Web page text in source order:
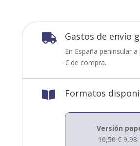
 Gastos de envío
En España peninsular
€ de compra.
 Formatos
Versión
10,50€ 9,98